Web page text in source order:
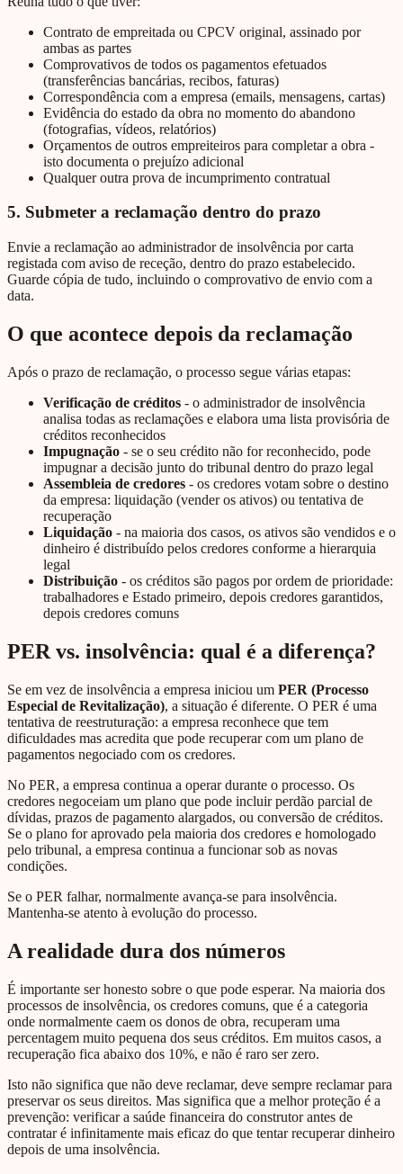
Contrato de empreitada ou CPCV original, assinado por
ambas as partes
Comprovativos de todos os pagamentos efetuados
(transferências bancárias, recibos, faturas)
Correspondência com a empresa (emails, mensagens, cartas)
Evidência do estado da obra no momento do abandono
(fotografias, vídeos, relatórios)
Orçamentos de outros empreiteiros para completar a obra -
isto documenta o prejuízo adicional
Qualquer outra prova de incumprimento contratual
5. Submeter a reclamação dentro do prazo
Envie a reclamação ao administrador de insolvência por carta
registada com aviso de receção, dentro do prazo estabelecido.
Guarde cópia de tudo, incluindo o comprovativo de envio com a
data.
O que acontece depois da reclamação
Após o prazo de reclamação, o processo segue várias etapas:
Verificação de créditos - o administrador de insolvência
analisa todas as reclamações e elabora uma lista provisória de
créditos reconhecidos
Impugnação - se o seu crédito não for reconhecido, pode
impugnar a decisão junto do tribunal dentro do prazo legal
Assembleia de credores - os credores votam sobre o destino
da empresa: liquidação (vender os ativos) ou tentativa de
recuperação
Liquidação - na maioria dos casos, os ativos são vendidos e o
dinheiro é distribuído pelos credores conforme a hierarquia
legal
Distribuição - os créditos são pagos por ordem de prioridade:
trabalhadores e Estado primeiro, depois credores garantidos,
depois credores comuns
PER vs. insolvência: qual é a diferença?
Se em vez de insolvência a empresa iniciou um PER (Processo
Especial de Revitalização), a situação é diferente. O PER é uma
tentativa de reestruturação: a empresa reconhece que tem
dificuldades mas acredita que pode recuperar com um plano de
pagamentos negociado com os credores.
No PER, a empresa continua a operar durante o processo. Os
credores negoceiam um plano que pode incluir perdão parcial de
dívidas, prazos de pagamento alargados, ou conversão de créditos.
Se o plano for aprovado pela maioria dos credores e homologado
pelo tribunal, a empresa continua a funcionar sob as novas
condições.
Se o PER falhar, normalmente avança-se para insolvência.
Mantenha-se atento à evolução do processo.
A realidade dura dos números
É importante ser honesto sobre o que pode esperar. Na maioria dos
processos de insolvência, os credores comuns, que é a categoria
onde normalmente caem os donos de obra, recuperam uma
percentagem muito pequena dos seus créditos. Em muitos casos, a
recuperação fica abaixo dos 10%, e não é raro ser zero.
Isto não significa que não deve reclamar, deve sempre reclamar para
preservar os seus direitos. Mas significa que a melhor proteção é a
prevenção: verificar a saúde financeira do construtor antes de
contratar é infinitamente mais eficaz do que tentar recuperar dinheiro
depois de uma insolvência.